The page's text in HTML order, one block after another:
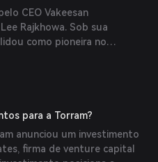
do Bitcoin com
sequenciadores e com
Esse design garante
riscos cross-chain,
CEO Vakeesan
Rajkhowa. Sob sua
como pioneira no
blockchain, focando em
para a Torram?
anunciou um investimento
firma de venture capital